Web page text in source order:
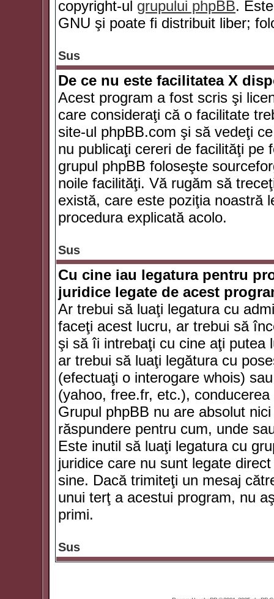
copyright-ul grupului phpBB.
GNU şi poate fi distribuit liber;
Sus
De ce nu este facilitatea X
Acest program a fost scris şi
care consideraţi că o facilitate
site-ul phpBB.com şi să vedeţi
nu publicaţi cereri de facilităţi pe
grupul phpBB foloseşte
noile facilităţi. Vă rugăm să
există, care este poziţia noastră
procedura explicată acolo.
Sus
Cu cine iau legatura pentru
juridice legate de acest
Ar trebui să luaţi legatura cu
faceţi acest lucru, ar trebui să
şi să îi intrebaţi cu cine aţi putea
ar trebui să luaţi legătura cu
(efectuaţi o interogare whois)
(yahoo, free.fr, etc.),
Grupul phpBB nu are absolut
răspundere pentru cum, unde
Este inutil să luaţi legatura cu
juridice care nu sunt legate
sine. Dacă trimiteţi un mesaj
unui terţ a acestui program, nu
primi.
Sus